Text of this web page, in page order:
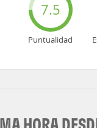
7.5
Puntualidad